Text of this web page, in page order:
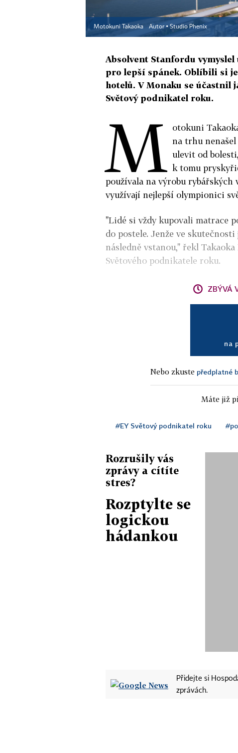
Motokuni Takaoka Autor ▪Studio Phenix
Absolvent Stanfordu
pro lepší spánek. Oblíbili si
hotelů. V Monaku se účastnil
Světový podnikatel roku.
M otokuni
na trhu
ulevit od
k tomu
používala na výrobu rybářských
využívají nejlepší olympionici
"Lidé si vždy kupovali matrace
do postele. Jenže ve
následně vstanou," řekl
Světového podnikatele roku.
ZBÝVÁ
na
Nebo zkuste předplatné
Máte již
#EY Světový podnikatel roku
Rozrušily vás
zprávy a cítíte
stres?
Rozptylte se
logickou
hádankou
Přidejte si
zprávách.